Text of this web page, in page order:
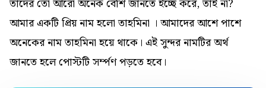
তাদের তো আরো অনেক বেশি জানতে ইচ্ছে করে, তাই না?
আমার একটি প্রিয় নাম হলো তাহমিনা । আমাদের আশে পাশে
অনেকের নাম তাহমিনা হয়ে থাকে। এই সুন্দর নামটির অর্থ
জানতে হলে পোস্টটি সর্ম্পণ পড়তে হবে।